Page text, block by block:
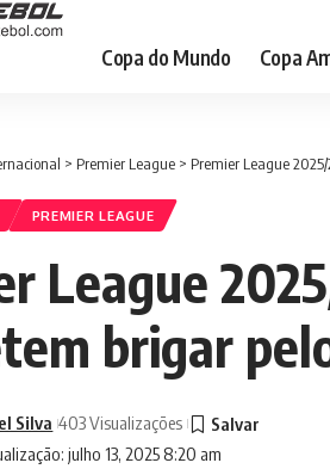
Copa do Mundo Copa
> Premier League > Premier League
PREMIER LEAGUE
League
brigar
julho 13, 2025 8:20 am
Silva 403 Visualizações